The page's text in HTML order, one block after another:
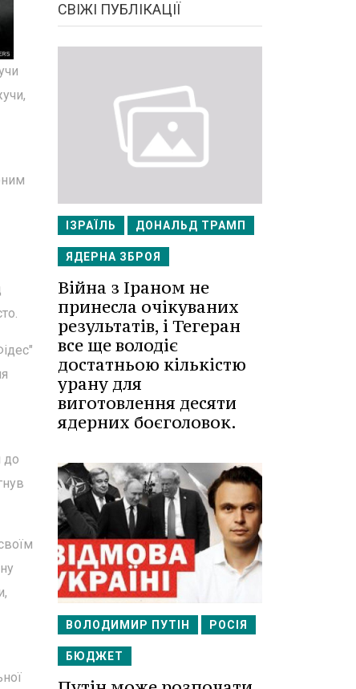
до
СВІЖІ ПУБЛІКАЦІЇ
ІЗРАЇЛЬ ДОНАЛЬД ТРАМП
ЯДЕРНА ЗБРОЯ
Війна з Іраном не
принесла очікуваних
результатів, і Тегеран
все ще володіє
достатньою кількістю
урану для
виготовлення десяти
ядерних боєголовок.
ВОЛОДИМИР ПУТІН РОСІЯ
БЮДЖЕТ